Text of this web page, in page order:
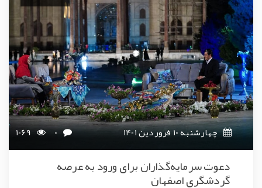
چهارشنبه 10 فروردین 1401 1069 0
دعوت سرمایه‌گذاران برای ورود به عرصه
گردشگری اصفهان